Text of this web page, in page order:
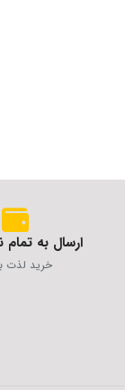
ارسال به تمام
خرید